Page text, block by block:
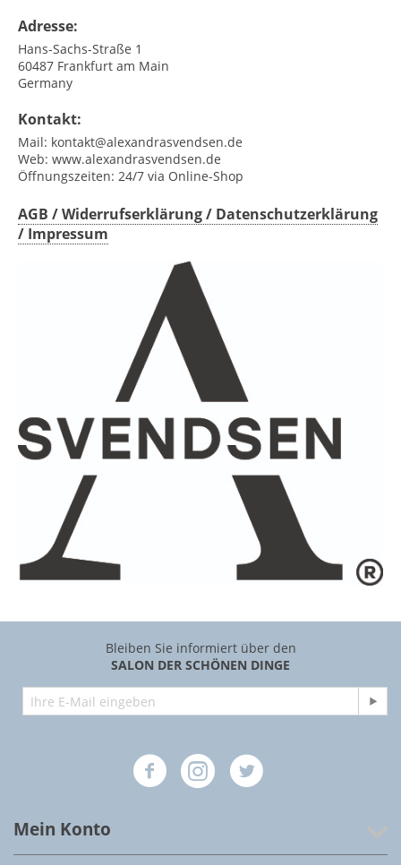
Adresse:
Hans-Sachs-Straße 1
60487 Frankfurt am Main
Germany
Kontakt:
Mail: kontakt@alexandrasvendsen.de
Web: www.alexandrasvendsen.de
Öffnungszeiten: 24/7 via Online-Shop
AGB / Widerrufserklärung / Datenschutzerklärung
/ Impressum
Bleiben Sie informiert über den
SALON DER SCHÖNEN DINGE
Mein Konto